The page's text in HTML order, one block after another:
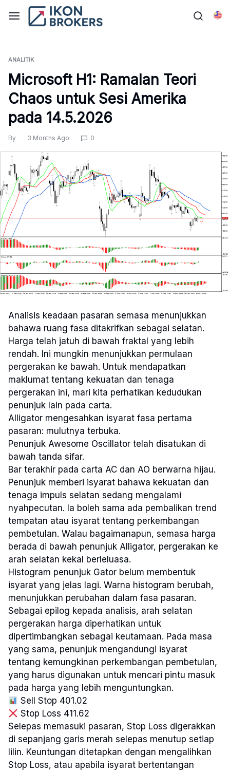
ANALITIK
Microsoft H1: Ramalan Teori
Chaos untuk Sesi Amerika
pada 14.5.2026
By 3 Months Ago 0
Analisis keadaan pasaran semasa menunjukkan
bahawa ruang fasa ditakrifkan sebagai selatan.
Harga telah jatuh di bawah fraktal yang lebih
rendah. Ini mungkin menunjukkan permulaan
pergerakan ke bawah. Untuk mendapatkan
maklumat tentang kekuatan dan tenaga
pergerakan ini, mari kita perhatikan kedudukan
penunjuk lain pada carta.
Alligator mengesahkan isyarat fasa pertama
pasaran: mulutnya terbuka.
Penunjuk Awesome Oscillator telah disatukan di
bawah tanda sifar.
Bar terakhir pada carta AC dan AO berwarna hijau.
Penunjuk memberi isyarat bahawa kekuatan dan
tenaga impuls selatan sedang mengalami
nyahpecutan. Ia boleh sama ada pembalikan trend
tempatan atau isyarat tentang perkembangan
pembetulan. Walau bagaimanapun, semasa harga
berada di bawah penunjuk Alligator, pergerakan ke
arah selatan kekal berleluasa.
Histogram penunjuk Gator belum membentuk
isyarat yang jelas lagi. Warna histogram berubah,
menunjukkan perubahan dalam fasa pasaran.
Sebagai epilog kepada analisis, arah selatan
pergerakan harga diperhatikan untuk
dipertimbangkan sebagai keutamaan. Pada masa
yang sama, penunjuk mengandungi isyarat
tentang kemungkinan perkembangan pembetulan,
yang harus digunakan untuk mencari pintu masuk
pada harga yang lebih menguntungkan.
Sell Stop 401.02
Stop Loss 411.62
Selepas memasuki pasaran, Stop Loss digerakkan
di sepanjang garis merah selepas menutup setiap
lilin. Keuntungan ditetapkan dengan mengalihkan
Stop Loss, atau apabila isyarat bertentangan